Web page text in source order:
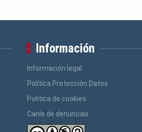
Información
Información legal
Política Protección Datos
Política de cookies
Canle de denuncias